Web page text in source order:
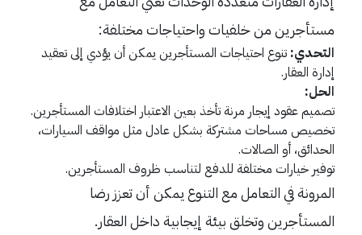
مستأجرين من خلفيات واحتياجات مختلفة:
التحدي: تنوع احتياجات المستأجرين يمكن أن يؤدي إلى تعقيد
إدارة العقار.
الحل:
تصميم عقود إيجار مرنة تأخذ بعين الاعتبار اختلافات المستأجرين.
تخصيص مساحات مشتركة بشكل عادل مثل مواقف السيارات،
الحدائق، أو الصالات.
توفير خيارات مختلفة للدفع لتناسب ظروف المستأجرين.
المرونة في التعامل مع التنوع يمكن أن تعزز رضا
المستأجرين وتخلق بيئة إيجابية داخل العقار.